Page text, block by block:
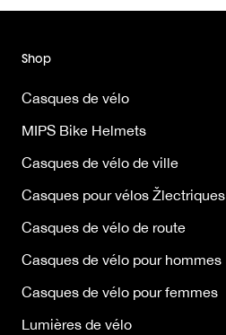
Shop
Casques de vélo
MIPS Bike Helmets
Casques de vélo de ville
Casques pour vélos Žlectriques
Casques de vélo de route
Casques de vélo pour hommes
Casques de vélo pour femmes
Lumières de vélo